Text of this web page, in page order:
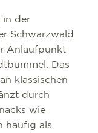
in der
Schwarzwald
Anlaufpunkt
Das
klassischen
durch
wie
häufig als